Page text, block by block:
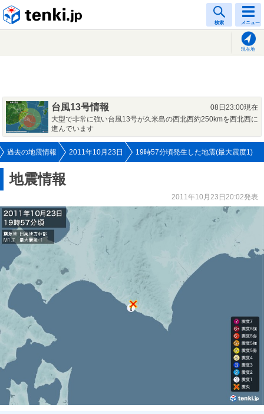
検索 メニュー
現在地
台風13号情報
08日23:00現在
大型で非常に強い台風13号が久米島の西北西約250kmを西北西に
進んでいます
過去の地震情報 2011年10月23日 19時57分頃発生した地震(最大震度1)
地震情報
2011年10月23日20:02発表